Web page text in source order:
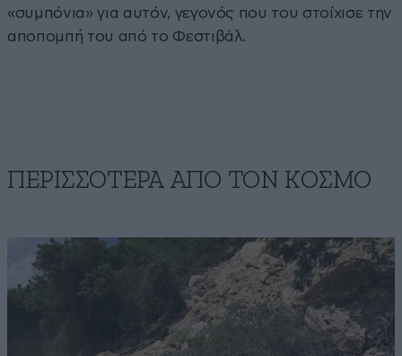
«συμπόνια» για αυτόν, γεγονός που του στοίχισε την
αποπομπή του από το Φεστιβάλ.
ΠΕΡΙΣΣΟΤΕΡΑ ΑΠΟ ΤΟΝ ΚΟΣΜΟ